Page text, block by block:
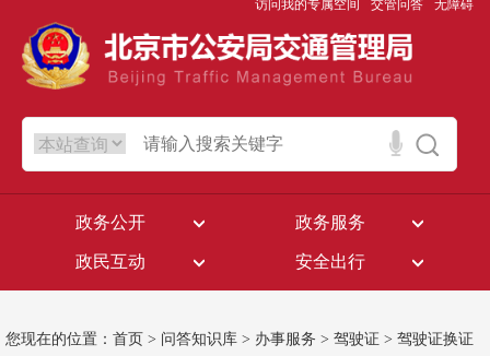
访问我的专属空间 交管问答 无障碍
政务公开 政务服务
政民互动 安全出行
您现在的位置： 首页 > 问答知识库 > 办事服务 > 驾驶证 > 驾驶证换证